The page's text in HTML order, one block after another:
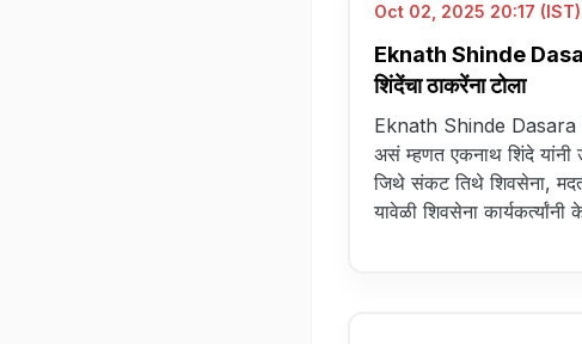
Oct 02, 2025 20:17 (IST)
Eknath Shinde
शिंदेंचा ठाकरेंना टोला
Eknath Shinde Dasara
असं म्हणत एकनाथ शिंदे यांनी
जिथे संकट तिथे शिवसेना,
यावेळी शिवसेना